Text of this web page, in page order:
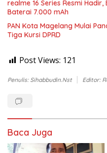
realme 16 Series Resmi
Baterai 7.000 mAh
PAN Kota Magelang Mulai
Tiga Kursi DPRD
Post Views: 121
Penulis: Sihabbudin.Nst Editor:
Baca Juga